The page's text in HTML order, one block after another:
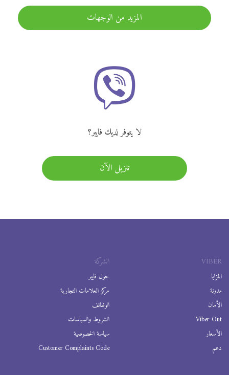
المزيد من الوجهات
لا يتوفر لديك فايبر؟
تنزيل الآن
VIBER
المزايا
مدونة
الأمان
Viber Out
الأسعار
دعم
الشركة
حول فايبر
مركز العلامات التجارية
الوظائف
الشروط والسياسات
سياسة الخصوصية
Customer Complaints Code